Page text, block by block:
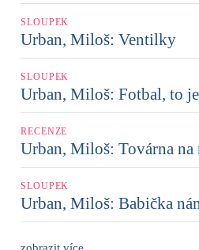
SLOUPEK
Urban, Miloš: Ventilky
SLOUPEK
Urban, Miloš: Fotbal, to
RECENZE
Urban, Miloš: Továrna na
SLOUPEK
Urban, Miloš: Babička
zobrazit více